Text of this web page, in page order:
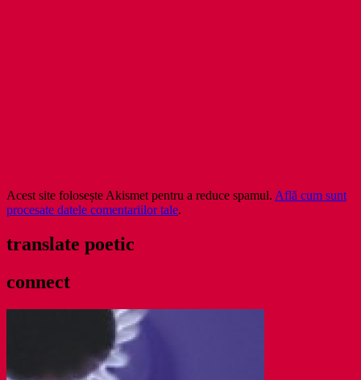
Acest site folosește Akismet pentru a reduce spamul. Află cum sunt
procesate datele comentariilor tale.
translate poetic
connect